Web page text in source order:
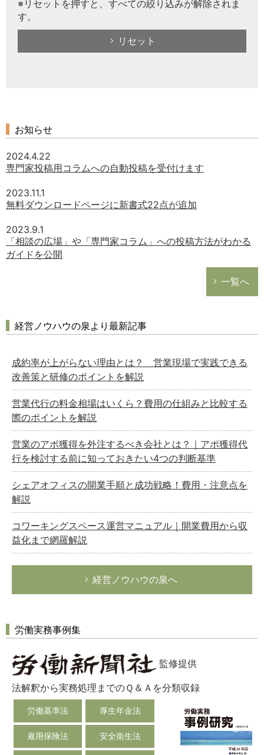
※リセットを押すと、すべての絞り込みが解除されま
す。
リセット
お知らせ
2024.4.22
専門家投稿用コラムへの自動投稿を受付けます
2023.11.1
無料ダウンロードページに新書式22点が追加
2023.9.1
「相談の広場」や「専門家コラム」への投稿方法がわかる
ガイドを公開
一覧へ
経営ノウハウの泉より最新記事
成約率が上がらない理由とは？ 営業現場で実践できる
改善策と研修のポイントを解説
営業代行の料金相場はいくら？費用の仕組みと比較する
際のポイントを解説
営業のアポ獲得を外注するべき会社とは？｜アポ獲得代
行を検討する前に知っておきたい4つの判断基準
シェアオフィスの開業手順と成功戦略！費用・注意点を
解説
コワーキングスペース運営マニュアル｜開業費用から収
益化まで網羅解説
経営ノウハウの泉へ
労働実務事例集
監修提供
法解釈から実務処理までのＱ＆Ａを分類収録
労働基準法 厚生年金法
雇用保険法 安全衛生法